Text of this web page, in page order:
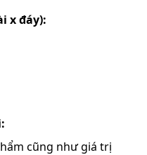
x đáy):
cũng như giá trị